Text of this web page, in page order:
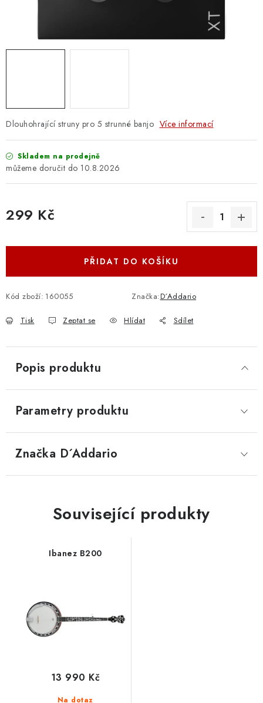
OBCHODNÍ PODMÍNKY
ODSTOUPENÍ OD SMLOUVY
ZÁSADY ZPRACOVÁNÍ OSOBNÍCH ÚDAJŮ
KONTAKTY
ODSTOUPENÍ OD SMLOUVY
ZÁSADY ZPRACOVÁNÍ OSOBNÍCH ÚDAJŮ
Dlouhohrající struny pro 5 strunné banjo Více informací
Skladem na prodejně
10.8.2026
299 Kč
PŘIDAT DO KOŠÍKU
Kód zboží: 160055 Značka:D´Addario
Tisk Zeptat se Hlídat Sdílet
Popis produktu
Parametry produktu
Značka D´Addario
Související produkty
Ibanez B200
Na dotaz
13 990 Kč